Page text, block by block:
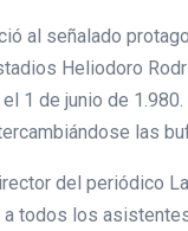
al señalado
Heliodoro
1 de junio de
las
del periódico
a todos los